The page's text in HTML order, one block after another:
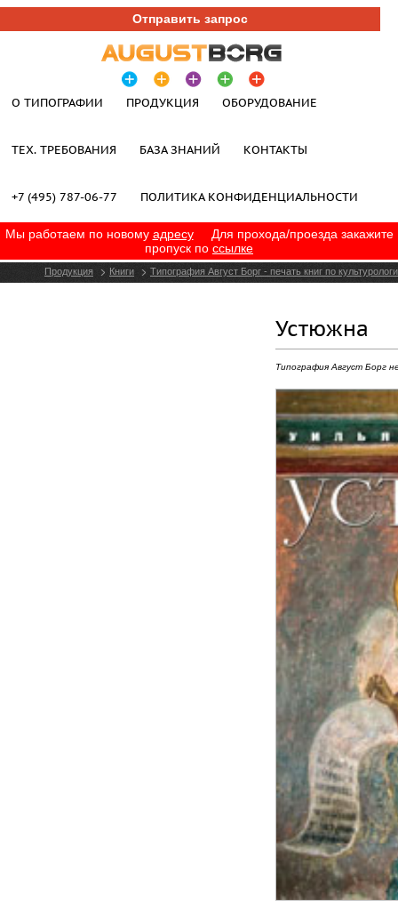
Отправить запрос
О ТИПОГРАФИИ ПРОДУКЦИЯ ОБОРУДОВАНИЕ
ТЕХ. ТРЕБОВАНИЯ БАЗА ЗНАНИЙ КОНТАКТЫ
+7 (495) 787-06-77 ПОЛИТИКА КОНФИДЕНЦИАЛЬНОСТИ
Мы работаем по новому адресу
Для прохода/проезда закажите
пропуск по ссылке
Продукция Книги Типография Август Борг - печать книг по
Устюжна
Типография Август Борг